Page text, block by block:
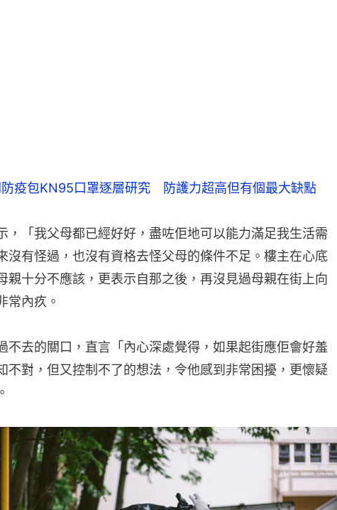
疫包KN95口罩逐層研究　防護力超高但有個最大缺點
，「我父母都已經好好，盡咗佢地可以能力滿足我生活需
沒有怪過，也沒有資格去怪父母的條件不足。樓主在心底
親十分不應該，更表示自那之後，再沒見過母親在街上向
常內疚。
不去的關口，直言「內心深處覺得，如果起街應佢會好羞
不對，但又控制不了的想法，令他感到非常困擾，更懷疑